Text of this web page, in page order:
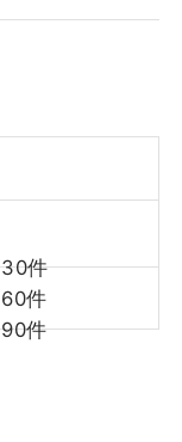
30件
60件
90件